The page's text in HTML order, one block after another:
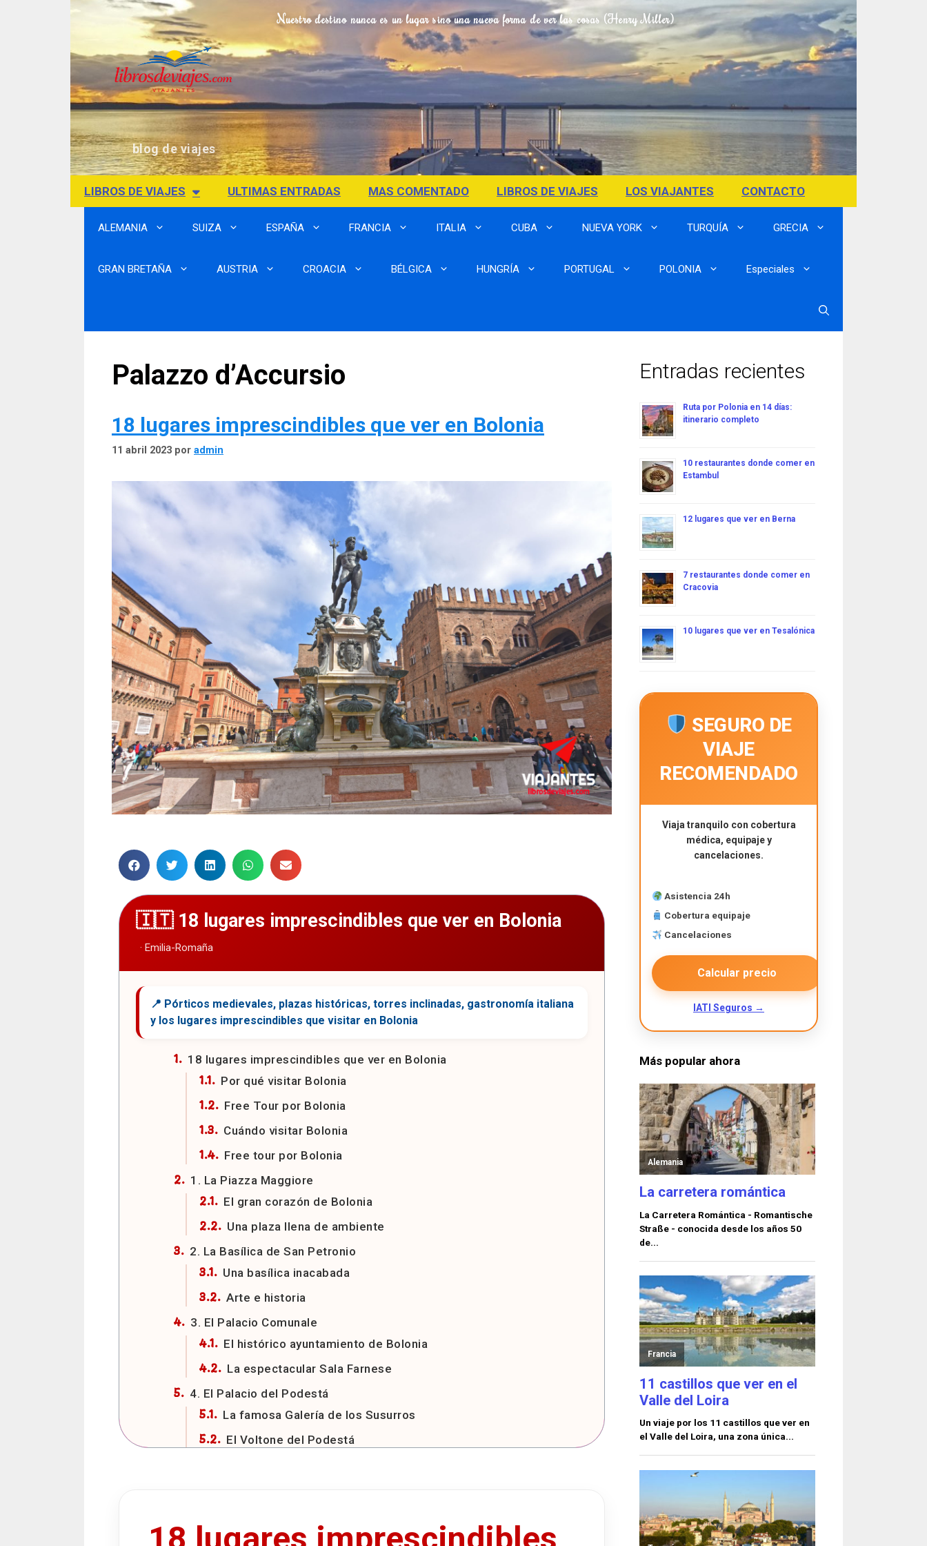
blog de viajes
Nuestro destino nunca es un lugar sino una nueva forma de ver las cosas (Henry Miller)
LIBROS DE VIAJES ULTIMAS ENTRADAS MAS COMENTADO LIBROS DE VIAJES LOS VIAJANTES CONTACTO
ALEMANIA SUIZA ESPAÑA FRANCIA ITALIA CUBA NUEVA YORK TURQUÍA GRECIA
GRAN BRETAÑA AUSTRIA CROACIA BÉLGICA HUNGRÍA PORTUGAL POLONIA Especiales
Palazzo d’Accursio
18 lugares imprescindibles que ver en Bolonia
11 abril 2023 por admin
18 lugares imprescindibles que ver en Bolonia
18 lugares imprescindibles que ver en Bolonia
Por qué visitar Bolonia
Free Tour por Bolonia
Cuándo visitar Bolonia
Free tour por Bolonia
1. La Piazza Maggiore
El gran corazón de Bolonia
Una plaza llena de ambiente
2. La Basílica de San Petronio
Una basílica inacabada
Arte e historia
3. El Palacio Comunale
El histórico ayuntamiento de Bolonia
La espectacular Sala Farnese
4. El Palacio del Podestá
La famosa Galería de los Susurros
El Voltone del Podestá
6. El Palacio Re Enzo
Entradas recientes
Ruta por Polonia en 14 días:
itinerario completo
10 restaurantes donde comer en
Estambul
12 lugares que ver en Berna
7 restaurantes donde comer en
Cracovia
10 lugares que ver en Tesalónica
SEGURO DE
VIAJE
RECOMENDADO
Viaja tranquilo con cobertura
médica, equipaje y
cancelaciones.
Asistencia 24h
Cobertura equipaje
Cancelaciones
Calcular precio
IATI Seguros →
Más popular ahora